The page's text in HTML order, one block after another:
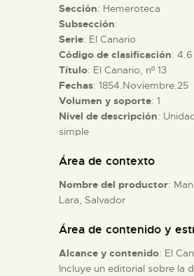
EL MUSEO
COLECCIONES
DIDÁCTICA
Sección: Hemeroteca
Subsección:
Serie: El Canario
Código de clasificación: 4.6
Título: El Canario, nº 13
Fechas: 1854.Noviembre.25
Volumen y soporte: 1
Nivel de descripción:
simple
Área de contexto
Nombre del productor:
Lara, Salvador
Área de contenido y
Alcance y contenido: El
Incluye un editorial sobre la